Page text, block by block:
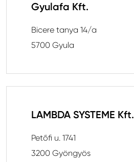
Gyulafa Kft.
Bicere tanya 14/a
5700 Gyula
LAMBDA SYSTEME Kft.
Petőfi u. 1741
3200 Gyöngyös